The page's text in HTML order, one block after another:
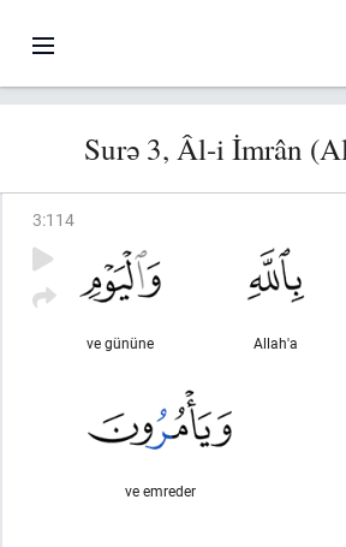
Surə 3, Âl-i İmrân
3:114
Allah'a
ve gününe
ve emreder